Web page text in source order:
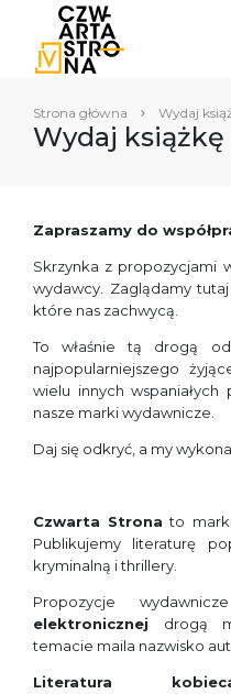
Strona główna Wydaj
Wydaj książkę
Zapraszamy do
Skrzynka z propozycjami
wydawcy. Zaglądamy
które nas zachwycą.
To właśnie tą drogą
najpopularniejszego
wielu innych
nasze marki wydawnicze.
Daj się odkryć, a my
Czwarta Strona to
Publikujemy literaturę
kryminalną i thrillery.
Propozycje
elektronicznej drogą
temacie maila nazwisko
Literatura